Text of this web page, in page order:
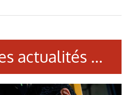
actualités ...